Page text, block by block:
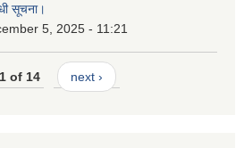
सूचना।
5, 2025 - 11:21
1 of 14 next ›